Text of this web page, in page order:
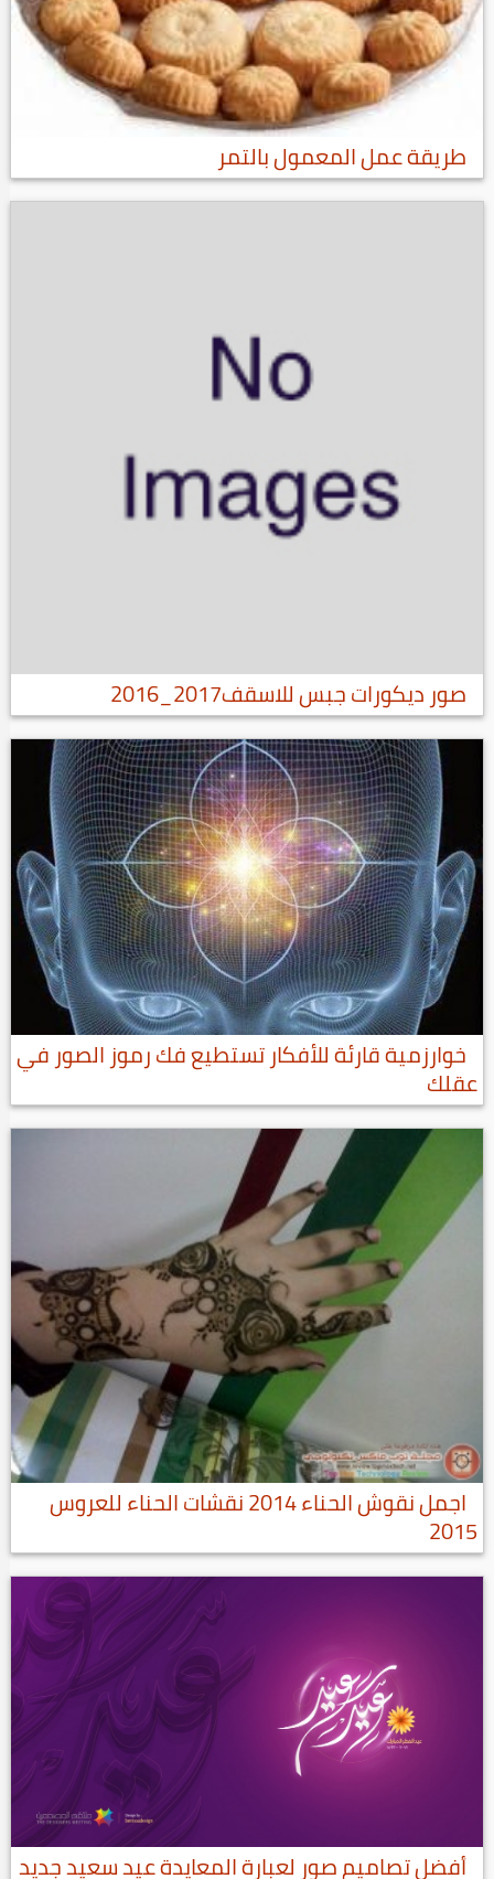
طريقة عمل المعمول بالتمر
صور ديكورات جبس للاسقف2017_2016
خوارزمية قارئة للأفكار تستطيع فك رموز الصور في
عقلك
اجمل نقوش الحناء 2014 نقشات الحناء للعروس
2015
أفضل تصاميم صور لعبارة المعايدة عيد سعيد جديد